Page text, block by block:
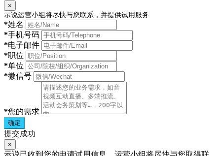
×
示说运营小组将尽快与您联系，并提供试用服务
*姓名
*手机号码
*电子邮件
*职位
*单位
*微信号
*您的需求
确定
提交成功
×